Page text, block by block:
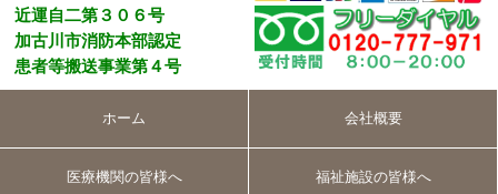
近運自二第３０６号
加古川市消防本部認定
患者等搬送事業第４号
ホーム 会社概要
医療機関の皆様へ 福祉施設の皆様へ